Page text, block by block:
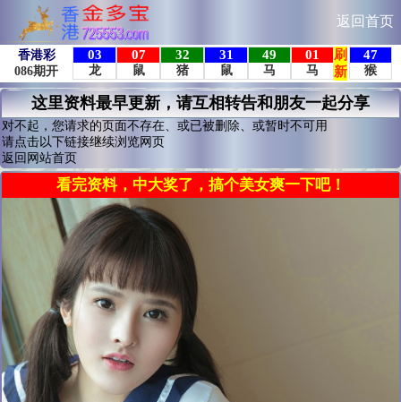
返回首页
这里资料最早更新，请互相转告和朋友一起分享
对不起，您请求的页面不存在、或已被删除、或暂时不可用
请点击以下链接继续浏览网页
返回网站首页
看完资料，中大奖了，搞个美女爽一下吧！